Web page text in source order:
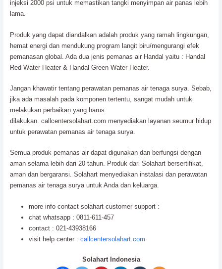
injeksi 2000 psi untuk memastikan tangki menyimpan air panas lebih
lama.
Produk yang dapat diandalkan adalah produk yang ramah lingkungan,
hemat energi dan mendukung program langit biru/mengurangi efek
pemanasan global. Ada dua jenis pemanas air Handal yaitu : Handal
Red Water Heater & Handal Green Water Heater.
Jangan khawatir tentang perawatan pemanas air tenaga surya. Sebab,
jika ada masalah pada komponen tertentu, sangat mudah untuk
melakukan perbaikan yang harus
dilakukan. callcentersolahart.com menyediakan layanan seumur hidup
untuk perawatan pemanas air tenaga surya.
Semua produk pemanas air dapat digunakan dan berfungsi dengan
aman selama lebih dari 20 tahun. Produk dari Solahart bersertifikat,
aman dan bergaransi. Solahart menyediakan instalasi dan perawatan
pemanas air tenaga surya untuk Anda dan keluarga.
more info contact solahart customer support :
chat whatsapp : 0811-611-457
contact : 021-43938166
visit help center : callcentersolahart.com
Solahart Indonesia